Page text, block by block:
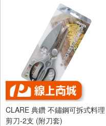
CLARE 典鑽 不鏽鋼可拆式料理
剪刀-2支 (附刀套)